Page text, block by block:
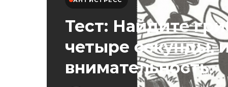
Тест: Найдите
четыре секунды,
внимательность.